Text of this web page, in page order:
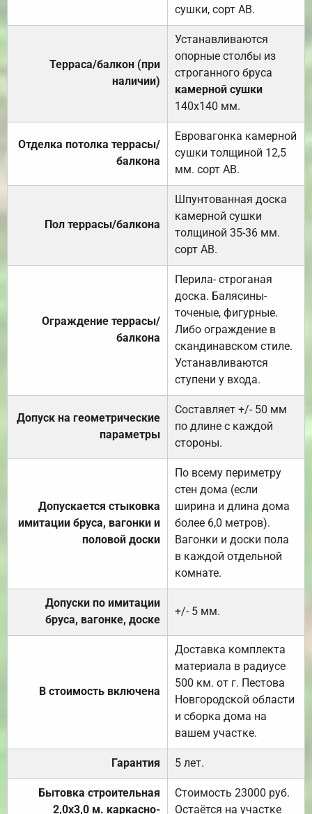
сушки, сорт АВ.
Терраса/балкон (при
наличии)
Устанавливаются
опорные столбы из
строганного бруса
камерной сушки
140х140 мм.
Отделка потолка террасы/
балкона
Евровагонка камерной
сушки толщиной 12,5
мм. сорт АВ.
Пол террасы/балкона
Шпунтованная доска
камерной сушки
толщиной 35-36 мм.
сорт АВ.
Ограждение террасы/
балкона
Перила- строганая
доска. Балясины-
точеные, фигурные.
Либо ограждение в
скандинавском стиле.
Устанавливаются
ступени у входа.
Допуск на геометрические
параметры
Составляет +/- 50 мм
по длине с каждой
стороны.
Допускается стыковка
имитации бруса, вагонки и
половой доски
По всему периметру
стен дома (если
ширина и длина дома
более 6,0 метров).
Вагонки и доски пола
в каждой отдельной
комнате.
Допуски по имитации
бруса, вагонке, доске
+/- 5 мм.
В стоимость включена
Доставка комплекта
материала в радиусе
500 км. от г. Пестова
Новгородской области
и сборка дома на
вашем участке.
Гарантия 5 лет.
Бытовка строительная
2,0х3,0 м. каркасно-
Стоимость 23000 руб.
Остаётся на участке